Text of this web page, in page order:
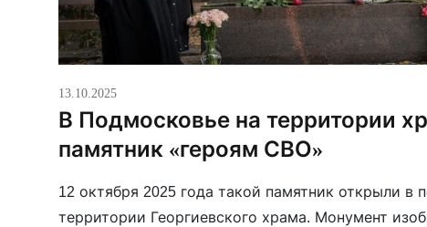
13.10.2025
В Подмосковье на территории
памятник «героям СВО»
12 октября 2025 года такой памятник открыли в
территории Георгиевского храма. Монумент